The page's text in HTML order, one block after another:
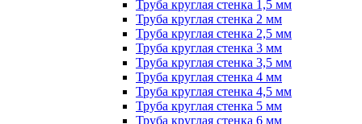
Труба круглая стенка 1,5 мм
Труба круглая стенка 2 мм
Труба круглая стенка 2,5 мм
Труба круглая стенка 3 мм
Труба круглая стенка 3,5 мм
Труба круглая стенка 4 мм
Труба круглая стенка 4,5 мм
Труба круглая стенка 5 мм
Труба круглая стенка 6 мм